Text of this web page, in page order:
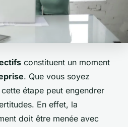
constituent un moment
. Que vous soyez
cette étape peut engendrer
En effet, la
doit être menée avec